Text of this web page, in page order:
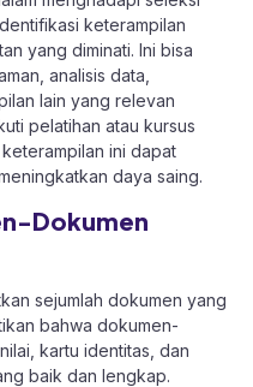
keterampilan
yang diminati. Ini bisa
analisis data,
lain yang relevan
pelatihan atau kursus
ini dapat
daya saing.
Dokumen
sejumlah dokumen yang
bahwa dokumen-
kartu identitas, dan
baik dan lengkap.